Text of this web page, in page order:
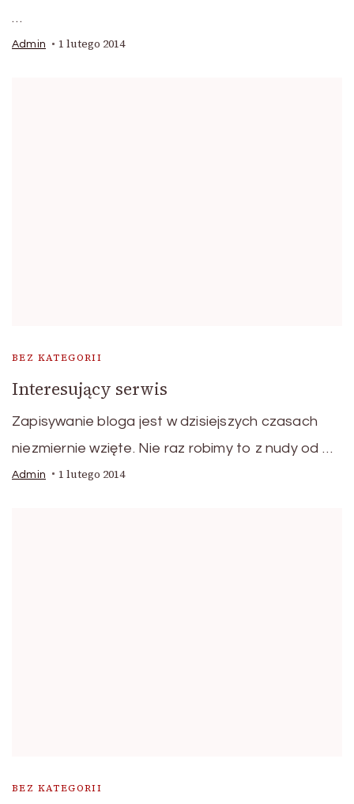
…
Admin 1 lutego 2014
BEZ KATEGORII
Interesujący serwis
Zapisywanie bloga jest w dzisiejszych czasach
niezmiernie wzięte. Nie raz robimy to z nudy od …
Admin 1 lutego 2014
BEZ KATEGORII